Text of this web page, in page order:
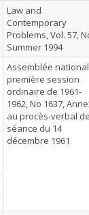
Law and
Contemporary
Problems, Vol. 57,
Summer 1994
Assemblée
première session
ordinaire de 1961-
1962, No 1637,
au procès-verbal
séance du 14
décembre 1961